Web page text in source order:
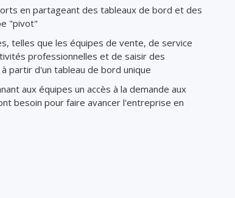
en partageant des tableaux de bord et des
"pivot"
telles que les équipes de vente, de service
professionnelles et de saisir des
partir d'un tableau de bord unique
aux équipes un accès à la demande aux
besoin pour faire avancer l'entreprise en